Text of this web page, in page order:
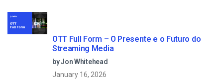
OTT Full Form – O Presente e o Futuro do
Streaming Media
by Jon Whitehead
January 16, 2026